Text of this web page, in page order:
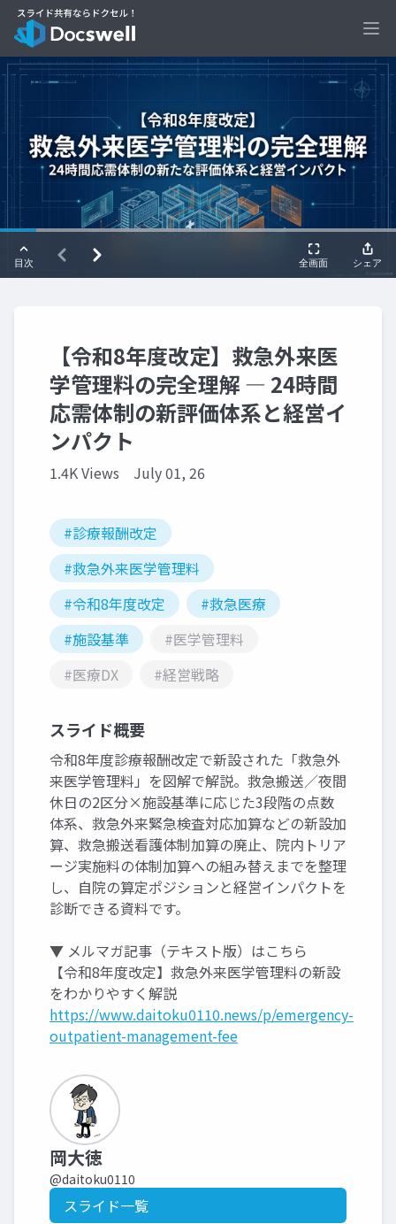
【令和8年度改定】救急外来医
学管理料の完全理解 ― 24時間
応需体制の新評価体系と経営イ
ンパクト
1.4K Views July 01, 26
#診療報酬改定
#救急外来医学管理料
#令和8年度改定
#救急医療
#施設基準
#医学管理料
#医療DX
#経営戦略
スライド概要
令和8年度診療報酬改定で新設された「救急外
来医学管理料」を図解で解説。救急搬送／夜間
休日の2区分×施設基準に応じた3段階の点数
体系、救急外来緊急検査対応加算などの新設加
算、救急搬送看護体制加算の廃止、院内トリア
ージ実施料の体制加算への組み替えまでを整理
し、自院の算定ポジションと経営インパクトを
診断できる資料です。
▼ メルマガ記事（テキスト版）はこちら
【令和8年度改定】救急外来医学管理料の新設
をわかりやすく解説
https://www.daitoku0110.news/p/emergency-
outpatient-management-fee
岡大徳
@daitoku0110
スライド一覧